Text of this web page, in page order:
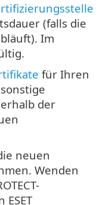
(falls die
Im
für Ihren
sonstige
der
neuen
Wenden